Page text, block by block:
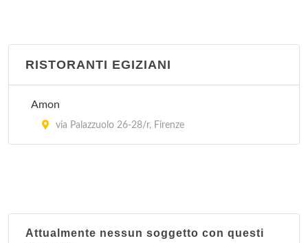
RISTORANTI EGIZIANI
Amon
via Palazzuolo 26-28/r, Firenze
Attualmente nessun soggetto con questi